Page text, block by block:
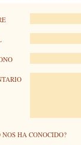
NOS HA CONOCIDO?